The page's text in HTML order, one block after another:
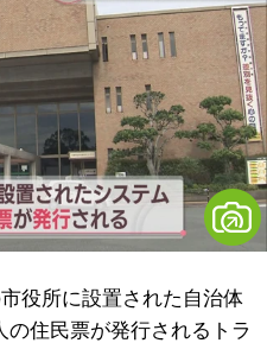
役所に設置された自治体
住民票が発行されるトラ